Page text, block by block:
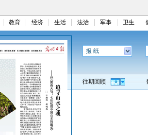
教育 经济 生活 法治 军事 卫生
报 纸
往期回顾